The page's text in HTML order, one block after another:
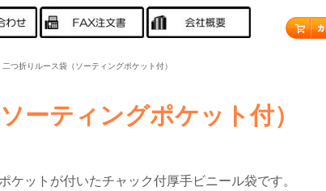
二つ折りルース袋（ソーティングポケット付）
ーティングポケット付）
ケットが付いたチャック付厚手ビニール袋です。